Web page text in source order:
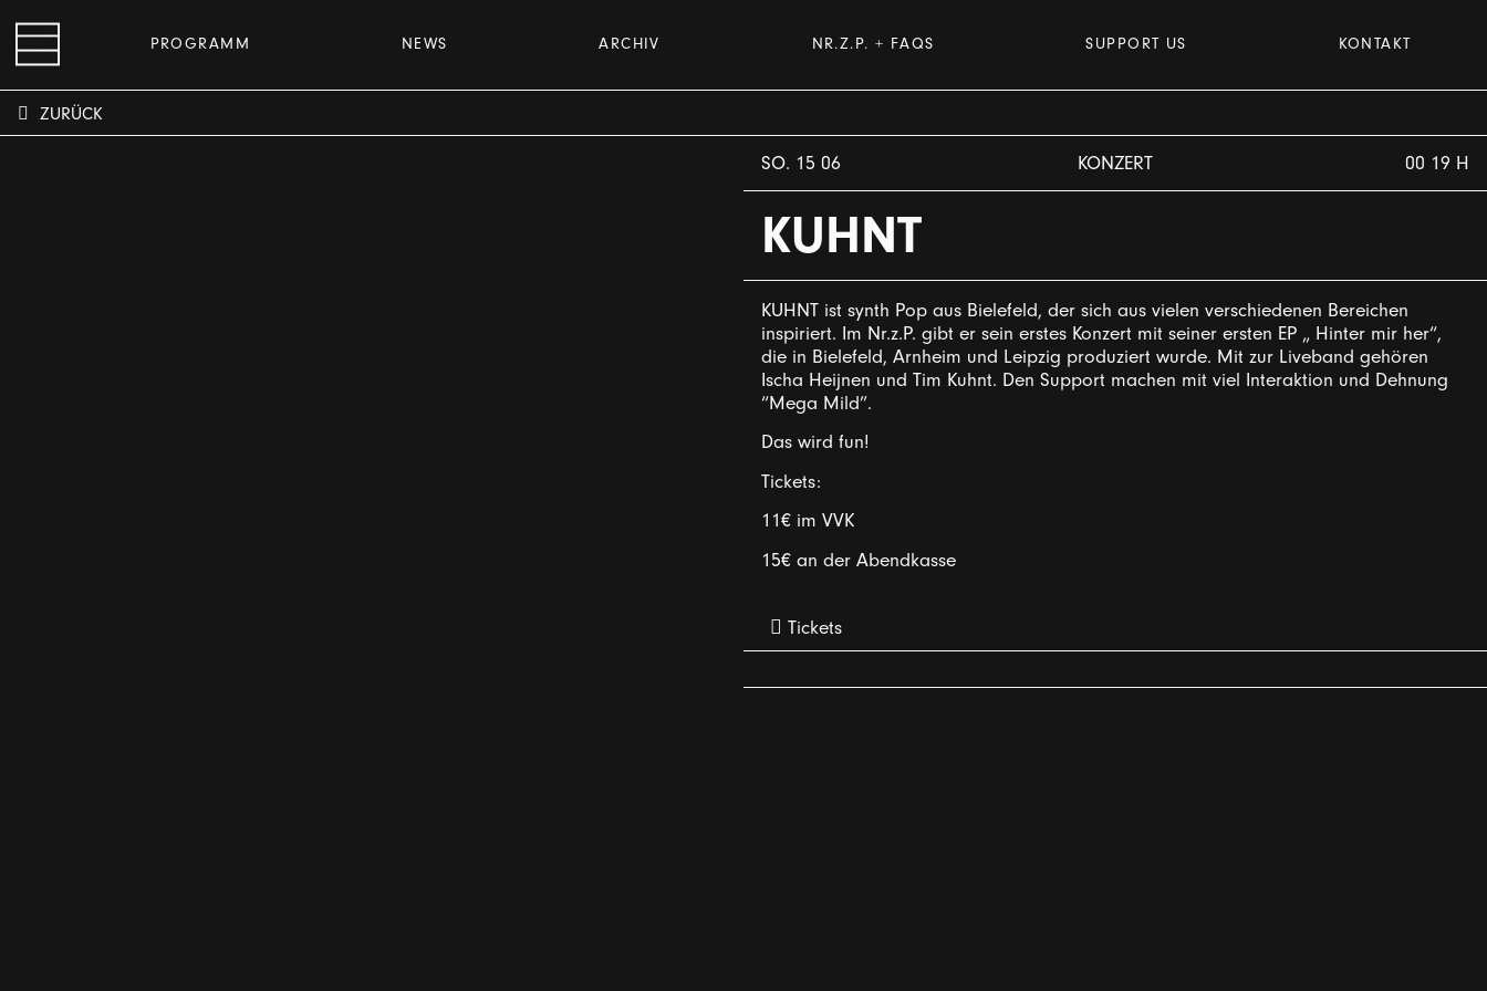
PROGRAMM NEWS ARCHIV NR.Z.P. + FAQS SUPPORT US KONTAKT
ZURÜCK
SO. 15 06 KONZERT 00 19 H
KUHNT
KUHNT ist synth Pop aus Bielefeld, der sich aus vielen verschiedenen Bereichen
inspiriert. Im Nr.z.P. gibt er sein erstes Konzert mit seiner ersten EP „ Hinter mir her“,
die in Bielefeld, Arnheim und Leipzig produziert wurde. Mit zur Liveband gehören
Ischa Heijnen und Tim Kuhnt. Den Support machen mit viel Interaktion und Dehnung
“Mega Mild”.
Das wird fun!
Tickets:
11€ im VVK
15€ an der Abendkasse
Tickets